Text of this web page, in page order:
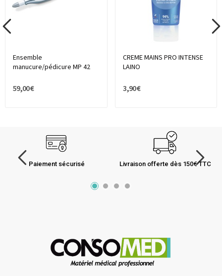
Ensemble
manucure/pédicure MP 42
59,00 €
CREME MAINS PRO INTENSE
LAINO
3,90 €
Paiement sécurisé Livraison offerte dès 150€ TTC